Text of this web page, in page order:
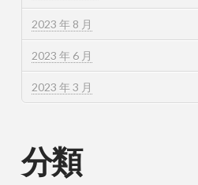
2023 年 8 月
2023 年 6 月
2023 年 3 月
分類